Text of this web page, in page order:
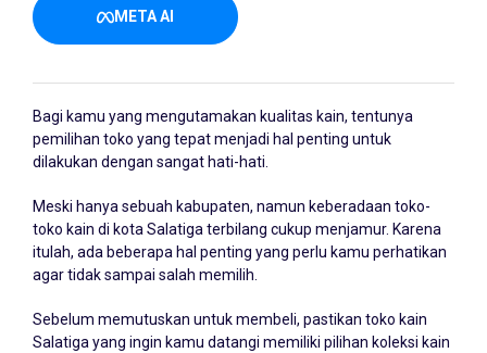
META AI
Bagi kamu yang mengutamakan kualitas kain, tentunya
pemilihan toko yang tepat menjadi hal penting untuk
dilakukan dengan sangat hati-hati.
Meski hanya sebuah kabupaten, namun keberadaan toko-
toko kain di kota Salatiga terbilang cukup menjamur. Karena
itulah, ada beberapa hal penting yang perlu kamu perhatikan
agar tidak sampai salah memilih.
Sebelum memutuskan untuk membeli, pastikan toko kain
Salatiga yang ingin kamu datangi memiliki pilihan koleksi kain